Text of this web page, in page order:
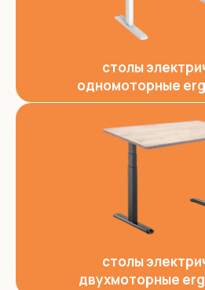
столы
одномоторные
столы
двухмоторные